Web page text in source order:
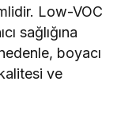
Low-VOC
sağlığına
boyacı
ve